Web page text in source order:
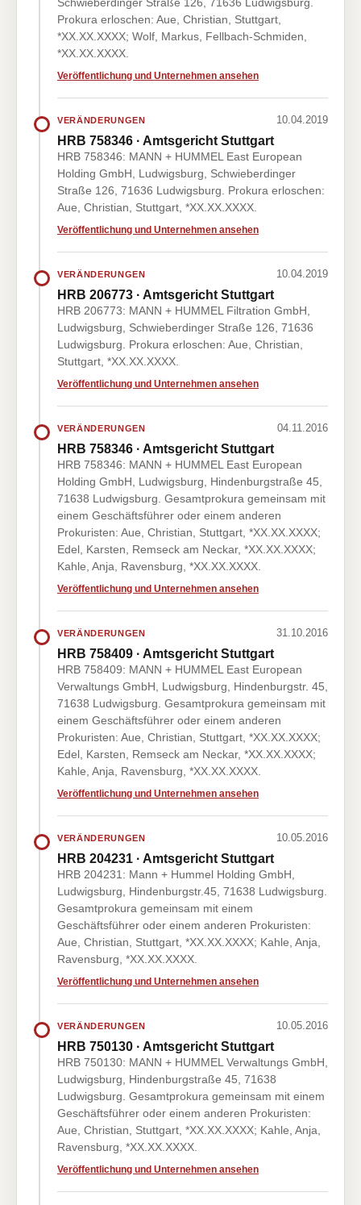
Prokura erloschen: Aue, Christian, Stuttgart,
*XX.XX.XXXX; Wolf, Markus, Fellbach-Schmiden,
*XX.XX.XXXX.
Veröffentlichung und Unternehmen ansehen
VERÄNDERUNGEN 10.04.2019
HRB 758346 · Amtsgericht Stuttgart
HRB 758346: MANN + HUMMEL East European
Holding GmbH, Ludwigsburg, Schwieberdinger
Straße 126, 71636 Ludwigsburg. Prokura erloschen:
Aue, Christian, Stuttgart, *XX.XX.XXXX.
Veröffentlichung und Unternehmen ansehen
VERÄNDERUNGEN 10.04.2019
HRB 206773 · Amtsgericht Stuttgart
HRB 206773: MANN + HUMMEL Filtration GmbH,
Ludwigsburg, Schwieberdinger Straße 126, 71636
Ludwigsburg. Prokura erloschen: Aue, Christian,
Stuttgart, *XX.XX.XXXX.
Veröffentlichung und Unternehmen ansehen
VERÄNDERUNGEN 04.11.2016
HRB 758346 · Amtsgericht Stuttgart
HRB 758346: MANN + HUMMEL East European
Holding GmbH, Ludwigsburg, Hindenburgstraße 45,
71638 Ludwigsburg. Gesamtprokura gemeinsam mit
einem Geschäftsführer oder einem anderen
Prokuristen: Aue, Christian, Stuttgart, *XX.XX.XXXX;
Edel, Karsten, Remseck am Neckar, *XX.XX.XXXX;
Kahle, Anja, Ravensburg, *XX.XX.XXXX.
Veröffentlichung und Unternehmen ansehen
VERÄNDERUNGEN 31.10.2016
HRB 758409 · Amtsgericht Stuttgart
HRB 758409: MANN + HUMMEL East European
Verwaltungs GmbH, Ludwigsburg, Hindenburgstr. 45,
71638 Ludwigsburg. Gesamtprokura gemeinsam mit
einem Geschäftsführer oder einem anderen
Prokuristen: Aue, Christian, Stuttgart, *XX.XX.XXXX;
Edel, Karsten, Remseck am Neckar, *XX.XX.XXXX;
Kahle, Anja, Ravensburg, *XX.XX.XXXX.
Veröffentlichung und Unternehmen ansehen
VERÄNDERUNGEN 10.05.2016
HRB 204231 · Amtsgericht Stuttgart
HRB 204231: Mann + Hummel Holding GmbH,
Ludwigsburg, Hindenburgstr.45, 71638 Ludwigsburg.
Gesamtprokura gemeinsam mit einem
Geschäftsführer oder einem anderen Prokuristen:
Aue, Christian, Stuttgart, *XX.XX.XXXX; Kahle, Anja,
Ravensburg, *XX.XX.XXXX.
Veröffentlichung und Unternehmen ansehen
VERÄNDERUNGEN 10.05.2016
HRB 750130 · Amtsgericht Stuttgart
HRB 750130: MANN + HUMMEL Verwaltungs GmbH,
Ludwigsburg, Hindenburgstraße 45, 71638
Ludwigsburg. Gesamtprokura gemeinsam mit einem
Geschäftsführer oder einem anderen Prokuristen:
Aue, Christian, Stuttgart, *XX.XX.XXXX; Kahle, Anja,
Ravensburg, *XX.XX.XXXX.
Veröffentlichung und Unternehmen ansehen